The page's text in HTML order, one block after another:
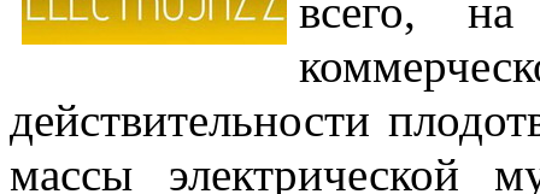
всего,
действительности
массы электрической